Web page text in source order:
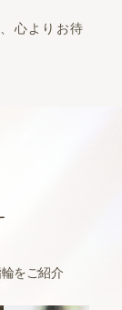
心よりお待
をご紹介